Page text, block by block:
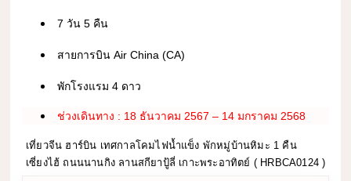
7 วัน 5 คืน
สายการบิน Air China (CA)
พักโรงแรม 4 ดาว
ช่วงเดินทาง : 18 ธันวาคม 2567 – 14 มกราคม 2568
เที่ยวจีน ฮาร์บิน เทศกาลโคมไฟน้ำแข็ง พักหมู่บ้านหิมะ 1 คืน
เซี่ยงไฮ้ ถนนนานกิง ลานสกียาปู้ลี่ เกาะพระอาทิตย์ ( HRBCA0124 )